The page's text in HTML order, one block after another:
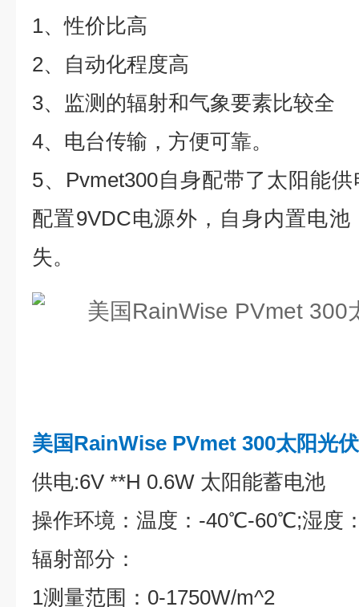
1、性价比高
2、自动化程度高
3、监测的辐射和气象要素比较全
4、电台传输，方便可靠。
5、Pvmet300自身配带了太阳能
配置9VDC电源外，自身内置电
失。
美国RainWise PVmet 300太阳光
供电:6V **H 0.6W 太阳能蓄电池
操作环境：温度：-40℃-60℃;湿度
辐射部分：
1测量范围：0-1750W/m^2